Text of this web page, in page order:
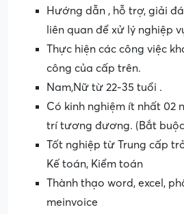
Hướng dẫn , hỗ trợ, giải
liên quan để xử lý nghiệp
Thực hiện các công việc
công của cấp trên.
Nam,Nữ từ 22-35 tuổi .
Có kinh nghiệm ít nhất 02
trí tương đương. (Bắt
Tốt nghiệp từ Trung cấp
Kế toán, Kiểm toán
Thành thạo word, excel,
meinvoice